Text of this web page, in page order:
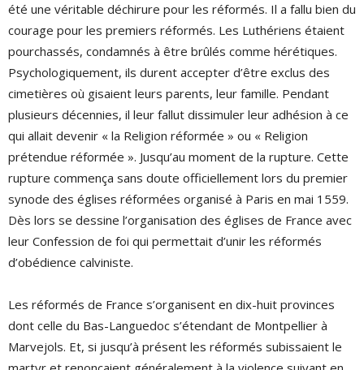
été une véritable déchirure pour les réformés. Il a fallu bien du
courage pour les premiers réformés. Les Luthériens étaient
pourchassés, condamnés à être brûlés comme hérétiques.
Psychologiquement, ils durent accepter d’être exclus des
cimetières où gisaient leurs parents, leur famille. Pendant
plusieurs décennies, il leur fallut dissimuler leur adhésion à ce
qui allait devenir « la Religion réformée » ou « Religion
prétendue réformée ». Jusqu’au moment de la rupture. Cette
rupture commença sans doute officiellement lors du premier
synode des églises réformées organisé à Paris en mai 1559.
Dès lors se dessine l’organisation des églises de France avec
leur Confession de foi qui permettait d’unir les réformés
d’obédience calviniste.
Les réformés de France s’organisent en dix-huit provinces
dont celle du Bas-Languedoc s’étendant de Montpellier à
Marvejols. Et, si jusqu’à présent les réformés subissaient le